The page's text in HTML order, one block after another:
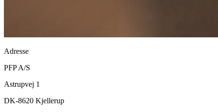
Adresse
PFP A/S
Astrupvej 1
DK-8620 Kjellerup